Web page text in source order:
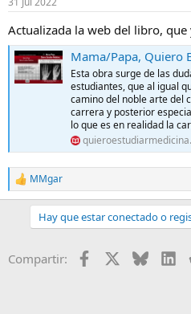
Actualizada la web del libro, que
Mama/Papa, Quiero
Esta obra surge de las
estudiantes, que al igual
camino del noble arte del
carrera y posterior
lo que es en realidad la
R
e
o
MMgar
Hay que estar conectado o
Compartir: Facebook Bluesky